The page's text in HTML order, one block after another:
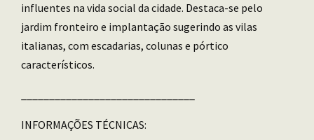
influentes na vida social da cidade. Destaca-se pelo
jardim fronteiro e implantação sugerindo as vilas
italianas, com escadarias, colunas e pórtico
característicos.
INFORMAÇÕES TÉCNICAS: